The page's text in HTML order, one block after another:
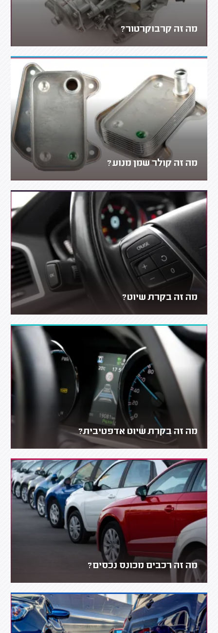
מה זה קרבוקרטור?
מה זה קולר שמן מנוע?
מה זה בקרת שיוט?
מה זה בקרת שיוט אדפטיבית?
מה זה רכבים מכונס נכסים?